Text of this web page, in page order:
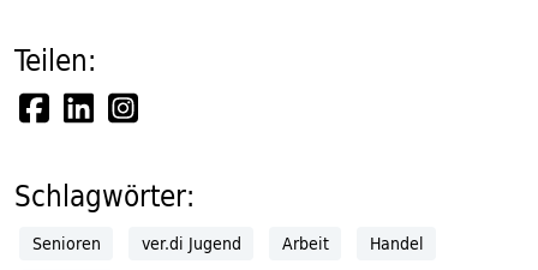
Teilen:
Schlagwörter:
Senioren ver.di Jugend Arbeit
Handel